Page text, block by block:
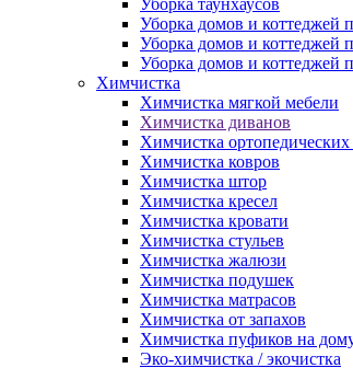
Уборка таунхаусов
Уборка домов и коттеджей
Уборка домов и коттеджей
Уборка домов и коттеджей
Химчистка
Химчистка мягкой мебели
Химчистка диванов
Химчистка ортопедических
Химчистка ковров
Химчистка штор
Химчистка кресел
Химчистка кровати
Химчистка стульев
Химчистка жалюзи
Химчистка подушек
Химчистка матрасов
Химчистка от запахов
Химчистка пуфиков на
Эко-химчистка / экочистка